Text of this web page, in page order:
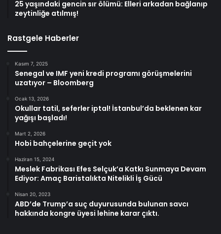
25 yaşındaki gencin sır ölümü: Elleri arkadan bağlanıp
zeytinliğe atılmış!
Rastgele Haberler
Kasım 7, 2025
Senegal ve IMF yeni kredi programı görüşmelerini
uzatıyor – Bloomberg
Ocak 13, 2026
Okullar tatil, seferler iptal! İstanbul’da beklenen kar
yağışı başladı!
Mart 2, 2026
Hobi bahçelerine geçit yok
Haziran 15, 2024
Meslek Fabrikası Efes Selçuk’a Katkı Sunmaya Devam
Ediyor: Amaç Baristalıkta Nitelikli İş Gücü
Nisan 20, 2023
ABD’de Trump’a suç duyurusunda bulunan savcı
hakkında kongre üyesi lehine karar çıktı.